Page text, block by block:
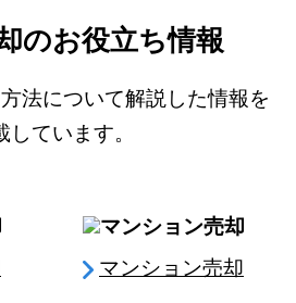
のお役立ち情報
法について解説した情報を
しています。
マンション売却